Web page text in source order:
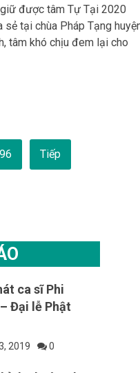
được tâm Tự Tại 2020
sẻ tại chùa Pháp Tạng
tâm khó chịu đem lại cho
Tiếp
ca sĩ Phi
Đại lễ Phật
2019 0